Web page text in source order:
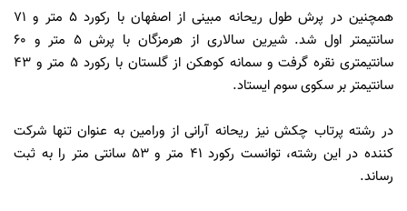
همچنین در پرش طول ریحانه مبینی از اصفهان با رکورد 5 متر و 71
سانتیمتر اول شد. شیرین سالاری از هرمزگان با پرش 5 متر و 60
سانتیمتری نقره گرفت و سمانه کوهکن از گلستان با رکورد 5 متر و 43
سانتیمتر بر سکوی سوم ایستاد.
در رشته پرتاب چکش نیز ریحانه آرانی از ورامین به عنوان تنها شرکت
کننده در این رشته، توانست رکورد 41 متر و 53 سانتی متر را به ثبت
رساند.